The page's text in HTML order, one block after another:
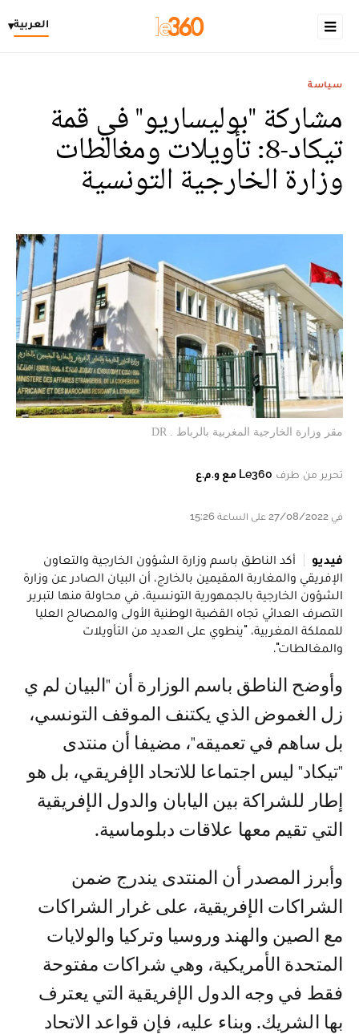
العربية▾
سياسة
مشاركة "بوليساريو" في قمة
تيكاد-8: تأويلات ومغالطات
وزارة الخارجية التونسية
مقر وزارة الخارجية المغربية بالرباط . DR
تحرير من طرف Le360 مع و.م.ع
في 27/08/2022 على الساعة 15:26
فيديو
أكد الناطق باسم وزارة الشؤون الخارجية والتعاون
الإفريقي والمغاربة المقيمين بالخارج، أن البيان الصادر عن وزارة
الشؤون الخارجية بالجمهورية التونسية، في محاولة منها لتبرير
التصرف العدائي تجاه القضية الوطنية الأولى والمصالح العليا
للمملكة المغربية، "ينطوي على العديد من التأويلات
والمغالطات".
وأوضح الناطق باسم الوزارة أن "البيان لم ي
زل الغموض الذي يكتنف الموقف التونسي،
بل ساهم في تعميقه"، مضيفا أن منتدى
"تيكاد" ليس اجتماعا للاتحاد الإفريقي، بل هو
إطار للشراكة بين اليابان والدول الإفريقية
التي تقيم معها علاقات دبلوماسية.
وأبرز المصدر أن المنتدى يندرج ضمن
الشراكات الإفريقية، على غرار الشراكات
مع الصين والهند وروسيا وتركيا والولايات
المتحدة الأمريكية، وهي شراكات مفتوحة
فقط في وجه الدول الإفريقية التي يعترف
بها الشريك. وبناء عليه، فإن قواعد الاتحاد